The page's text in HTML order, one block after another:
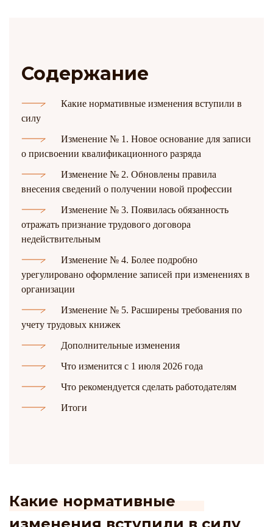
Содержание
Какие нормативные изменения вступили в
силу
Изменение № 1. Новое основание для записи
о присвоении квалификационного разряда
Изменение № 2. Обновлены правила
внесения сведений о получении новой профессии
Изменение № 3. Появилась обязанность
отражать признание трудового договора
недействительным
Изменение № 4. Более подробно
урегулировано оформление записей при изменениях в
организации
Изменение № 5. Расширены требования по
учету трудовых книжек
Дополнительные изменения
Что изменится с 1 июля 2026 года
Что рекомендуется сделать работодателям
Итоги
Какие нормативные